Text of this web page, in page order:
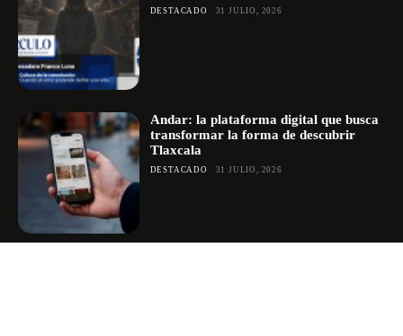
DESTACADO 31 JULIO, 2026
Andar: la plataforma digital que busca
transformar la forma de descubrir
Tlaxcala
DESTACADO 31 JULIO, 2026